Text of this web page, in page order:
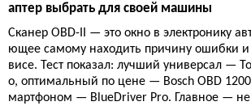
аптер выбрать для своей машины
Сканер OBD-II — это окно в электронику
ющее самому находить причину ошибки и
висе. Тест показал: лучший универсал —
o, оптимальный по цене — Bosch OBD
мартфоном — BlueDriver Pro. Главное — не